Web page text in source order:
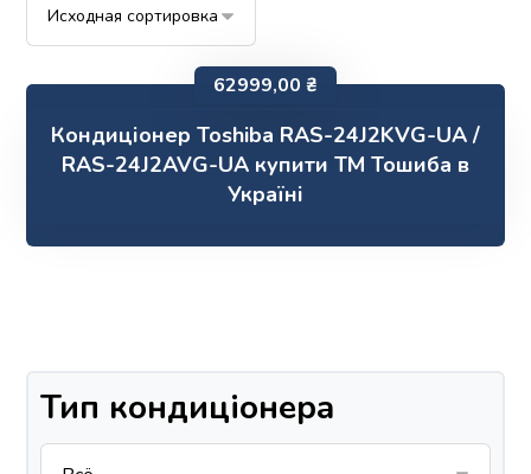
Кондиціонер Toshiba RAS-24J2KVG-UA /
RAS-24J2AVG-UA купити ТМ Тошиба в
Україні
62999,00 ₴
Тип кондиціонера